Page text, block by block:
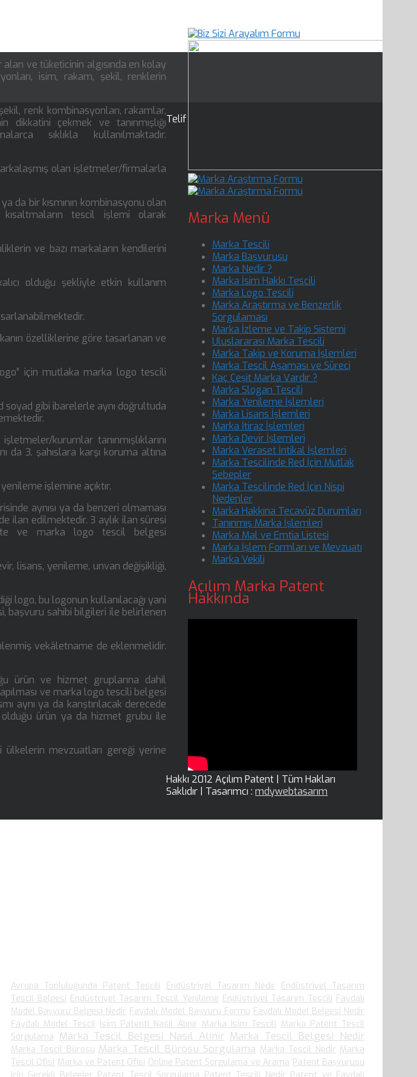
ve tüketicinin algısında en kolay
isim, rakam, şekil, renklerin
renk kombinasyonları, rakamlar,
çekmek ve tanınmışlığı
sıklıkla kullanılmaktadır.
olan işletmeler/firmalarla
da bir kısmının kombinasyonu olan
tescil işlemi olarak
ve bazı markaların kendilerini
olduğu şekliyle etkin kullanım
özelliklerine göre tasarlanan ve
için mutlaka marka logo tescili
soyad gibi ibarelerle aynı doğrultuda
kurumlar tanınmışlıklarını
3. şahıslara karşı koruma altına
işlemine açıktır.
aynısı ya da benzeri olmaması
ilan edilmektedir. 3 aylık ilan süresi
ve marka logo tescil belgesi
lisans, yenileme, unvan değişikliği,
logo, bu logonun kullanılacağı yani
başvuru sahibi bilgileri ile belirlenen
vekâletname de eklenmelidir.
ürün ve hizmet gruplarına dahil
ve marka logo tescili belgesi
aynı ya da karıştırılacak derecede
olduğu ürün ya da hizmet grubu ile
mevzuatları gereği yerine
Marka Menü
Marka Tescili
Marka Başvurusu
Marka Nedir ?
Marka İsim Hakkı Tescili
Marka Logo Tescili
Marka Araştırma ve Benzerlik
Sorgulaması
Marka İzleme ve Takip Sistemi
Uluslararası Marka Tescili
Marka Takip ve Koruma İşlemleri
Marka Tescil Aşaması ve Süreci
Kaç Çeşit Marka Vardır ?
Marka Slogan Tescili
Marka Yenileme İşlemleri
Marka Lisans İşlemleri
Marka İtiraz İşlemleri
Marka Devir İşlemleri
Marka Veraset İntikal İşlemleri
Marka Tescilinde Red İçin Mutlak
Sebepler
Marka Tescilinde Red İçin Nispi
Nedenler
Marka Hakkına Tecavüz Durumları
Tanınmış Marka İşlemleri
Marka Mal ve Emtia Listesi
Marka İşlem Formları ve Mevzuatı
Marka Vekili
Açılım Marka Patent
Hakkında
Avrupa Topluluğunda Patent Tescili Endüstriyel Tasarım Nedir Endüstriyel Tasarım
Tescil Belgesi Endüstriyel Tasarım Tescil Yenileme Endüstriyel Tasarım Tescili Faydalı
Model Başvuru Belgesi Nedir Faydalı Model Başvuru Formu Faydalı Model Belgesi Nedir
Faydalı Model Tescil İsim Patenti Nasıl Alınır Marka İsim Tescili Marka Patent Tescil
Sorgulama Marka Tescil Belgesi Nasıl Alınır Marka Tescil Belgesi Nedir
Marka Tescil Bürosu Marka Tescil Bürosu Sorgulama Marka Tescil Nedir Marka
Tescil Ofisi Marka ve Patent Ofisi Online Patent Sorgulama ve Arama Patent Başvurusu
Telif
Hakkı 2012 Açılım Patent | Tüm Hakları
Saklıdır | Tasarımcı :mdywebtasarım